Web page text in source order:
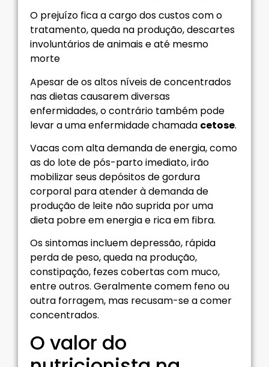
O prejuízo fica a cargo dos custos com o
tratamento, queda na produção, descartes
involuntários de animais e até mesmo
morte
Apesar de os altos níveis de concentrados
nas dietas causarem diversas
enfermidades, o contrário também pode
levar a uma enfermidade chamada cetose.
Vacas com alta demanda de energia, como
as do lote de pós-parto imediato, irão
mobilizar seus depósitos de gordura
corporal para atender à demanda de
produção de leite não suprida por uma
dieta pobre em energia e rica em fibra.
Os sintomas incluem depressão, rápida
perda de peso, queda na produção,
constipação, fezes cobertas com muco,
entre outros. Geralmente comem feno ou
outra forragem, mas recusam-se a comer
concentrados.
O valor do